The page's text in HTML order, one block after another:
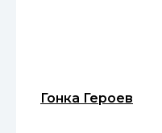
Гонка Героев